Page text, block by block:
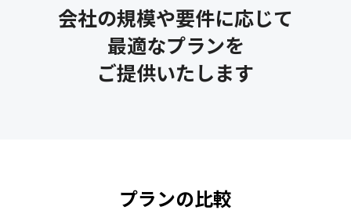
会社の規模や要件に応じて
最適なプランを
ご提供いたします
プランの比較